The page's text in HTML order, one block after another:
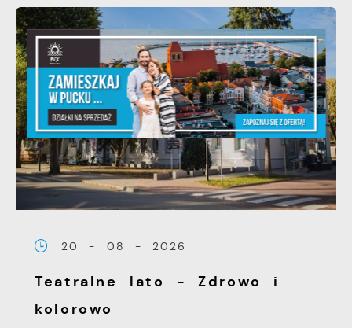
20 - 08 - 2026
Teatralne lato - Zdrowo i
kolorowo